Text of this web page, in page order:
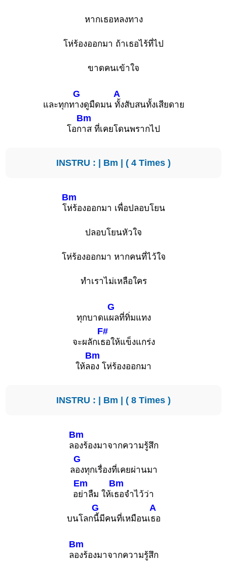
หากเธอหลงทาง
โห่ร้องออกมา ถ้าเธอไร้ที่ไป
ขาดคนเข้าใจ
และทุกท
G
างดูมืดมน
A
ทั้งสับสนทั้งเสียดาย
โอก
Bm
าส ที่เคยโดนพรากไป
INSTRU : | Bm | ( 4 Times )
โ
Bm
ห่ร้องออกมา เพื่อปลอบโยน
ปลอบโยนหัวใจ
โห่ร้องออกมา หากคนที่ไว้ใจ
ทำเราไม่เหลือใคร
ทุกบาดแ
G
ผลที่ทิ่มแทง
จะผลักเ
F#
ธอให้แข็งแกร่ง
ให้ล
Bm
อง โห่ร้องออกมา
INSTRU : | Bm | ( 8 Times )
ล
Bm
องร้องมาจากความรู้สึก
ล
G
องทุกเรื่องที่เคยผ่านมา
อ
Em
ย่าลืม ให้เ
Bm
ธอจำไว้ว่า
บนโลก
G
นี้มีคนที่เหมือนเ
A
ธอ
ล
Bm
องร้องมาจากความรู้สึก